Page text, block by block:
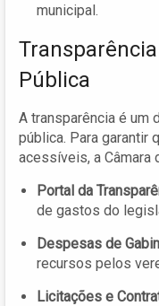
municipal.
Pública
A transparência é um
pública. Para garantir
acessíveis, a Câmara
Portal da
de gastos do
Despesas de
recursos pelos
Licitações e